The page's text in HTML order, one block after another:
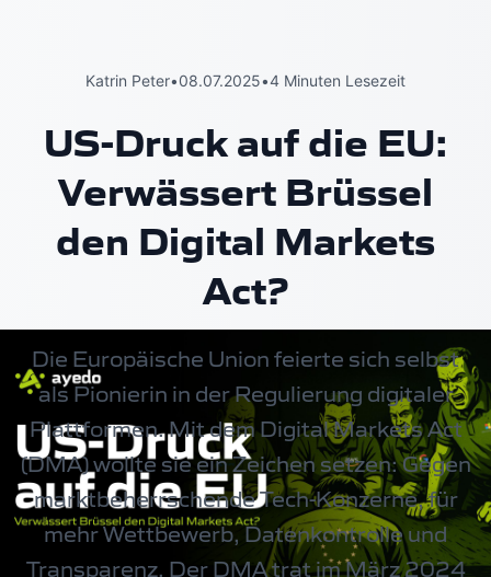
Katrin Peter•08.07.2025•4 Minuten Lesezeit
US-Druck auf die EU:
Verwässert Brüssel
den Digital Markets
Act?
Die Europäische Union feierte sich selbst
als Pionierin in der Regulierung digitaler
Plattformen. Mit dem Digital Markets Act
(DMA) wollte sie ein Zeichen setzen: Gegen
marktbeherrschende Tech-Konzerne, für
mehr Wettbewerb, Datenkontrolle und
Transparenz. Der DMA trat im März 2024